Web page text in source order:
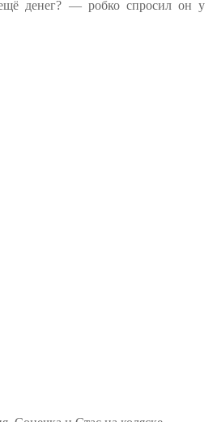
денег? — робко спросил он у